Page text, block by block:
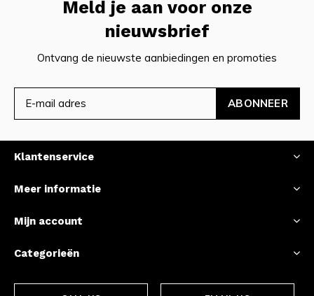
Meld je aan voor onze
nieuwsbrief
Ontvang de nieuwste aanbiedingen en promoties
ABONNEER
Klantenservice
Meer informatie
Mijn account
Categorieën